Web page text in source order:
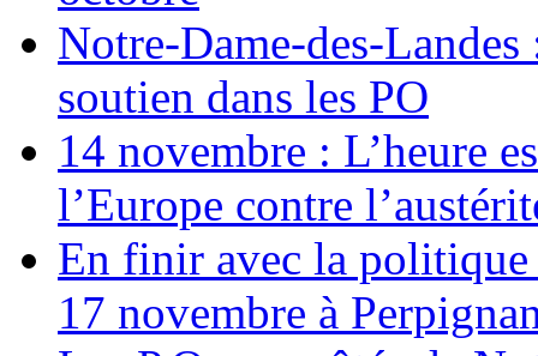
Notre-Dame-des-
soutien dans les PO
14 novembre : L’heure
l’Europe contre
En finir avec la politique
17 novembre à